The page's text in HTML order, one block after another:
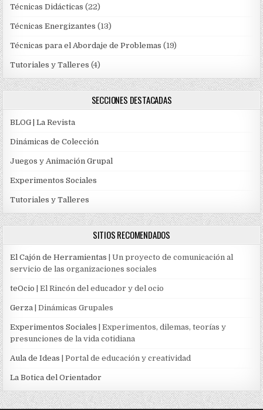
Técnicas Didácticas (22)
Técnicas Energizantes (13)
Técnicas para el Abordaje de Problemas (19)
Tutoriales y Talleres (4)
SECCIONES DESTACADAS
BLOG | La Revista
Dinámicas de Colección
Juegos y Animación Grupal
Experimentos Sociales
Tutoriales y Talleres
SITIOS RECOMENDADOS
El Cajón de Herramientas | Un proyecto de comunicación al
servicio de las organizaciones sociales
teOcio | El Rincón del educador y del ocio
Gerza | Dinámicas Grupales
Experimentos Sociales | Experimentos, dilemas, teorías y
presunciones de la vida cotidiana
Aula de Ideas | Portal de educación y creatividad
La Botica del Orientador